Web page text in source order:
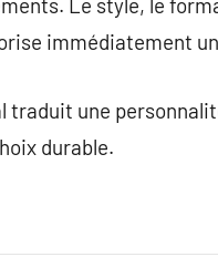
immédiatement
traduit une
durable.